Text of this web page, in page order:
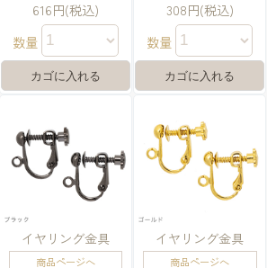
616円(税込)
数量
308円(税込)
数量
イヤリング金具
商品ページへ
イヤリング金具
商品ページへ